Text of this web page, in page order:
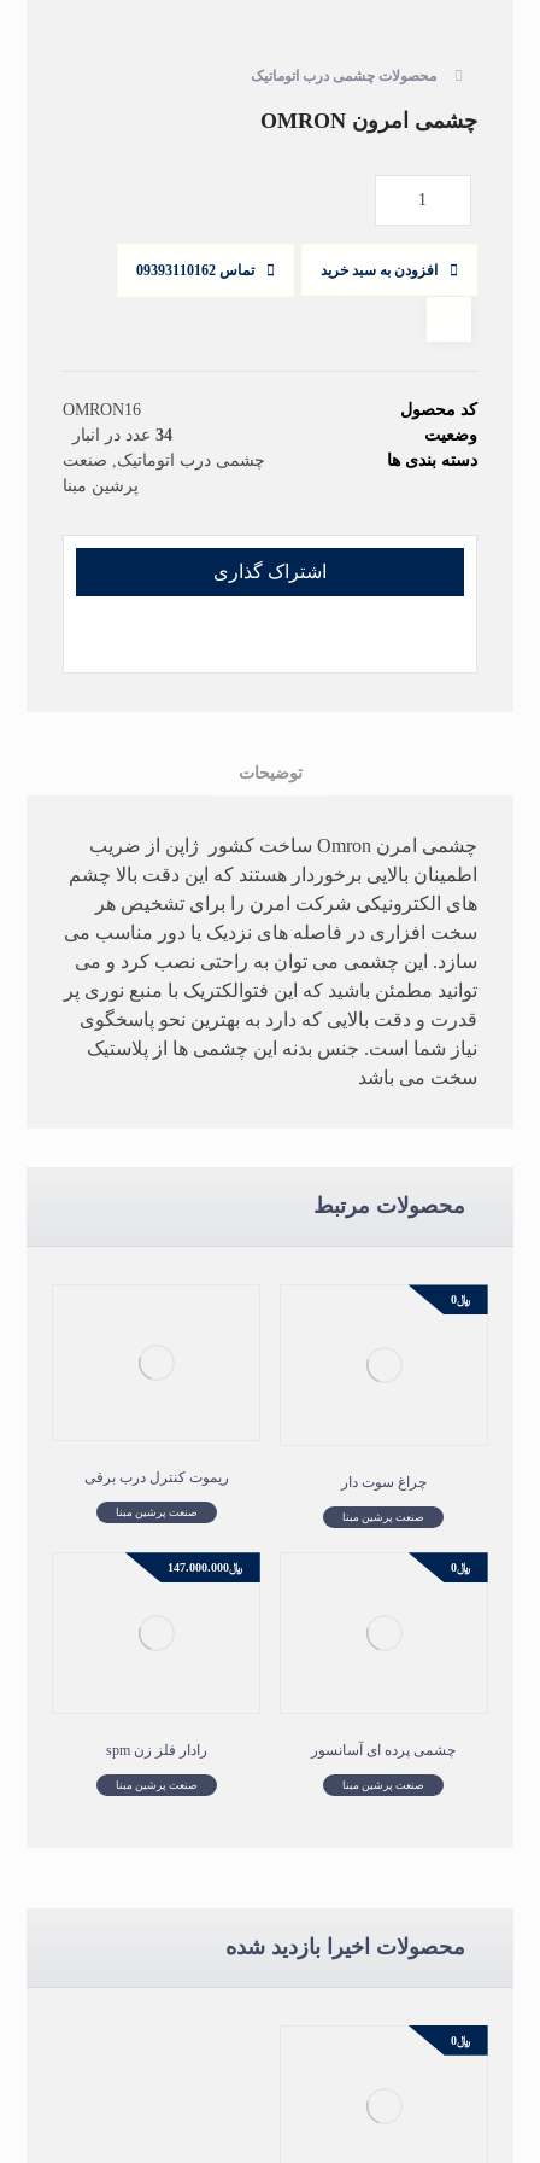
محصولات چشمی درب اتوماتیک
چشمی امرون OMRON
افزودن به سبد خرید تماس 09393110162
کد محصول
OMRON16
وضعیت
34عدد در انبار
دسته بندی ها
چشمی درب اتوماتیک, صنعت
پرشین مبنا
توضیحات
چشمی امرن Omron ساخت کشور ژاپن از ضریب
اطمینان بالایی برخوردار هستند که این دقت بالا چشم
های الکترونیکی شرکت امرن را برای تشخیص هر
سخت افزاری در فاصله های نزدیک یا دور مناسب می
سازد. این چشمی می توان به راحتی نصب کرد و می
توانید مطمئن باشید که این فتوالکتریک با منبع نوری پر
قدرت و دقت بالایی که دارد به بهترین نحو پاسخگوی
نیاز شما است. جنس بدنه این چشمی ها از پلاستیک
سخت می باشد
محصولات مرتبط
چراغ سوت دار
صنعت پرشین مبنا
﷼0
ریموت کنترل درب برقی
صنعت پرشین مبنا
چشمی پرده ای آسانسور
صنعت پرشین مبنا
﷼0
رادار فلز زن spm
صنعت پرشین مبنا
﷼147.000.000
محصولات اخیرا بازدید شده
﷼0